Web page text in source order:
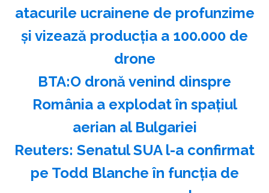
atacurile ucrainene de profunzime
şi vizează producţia a 100.000 de
drone
BTA:O dronă venind dinspre
România a explodat în spaţiul
aerian al Bulgariei
Reuters: Senatul SUA l-a confirmat
pe Todd Blanche în funcţia de